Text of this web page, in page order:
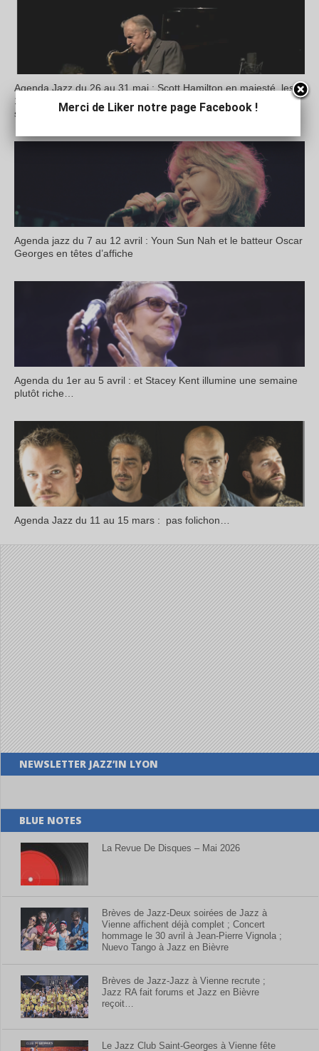
Agenda Jazz du 26 au 31 mai : Scott Hamilton en majesté, les
10 ans de Ça Jazz fort à Francheville en haut de l’affiche d’une
semaine particulièrement riche
Agenda jazz du 7 au 12 avril : Youn Sun Nah et le batteur Oscar
Georges en têtes d’affiche
Agenda du 1er au 5 avril : et Stacey Kent illumine une semaine
plutôt riche…
Agenda Jazz du 11 au 15 mars : pas folichon…
NEWSLETTER JAZZ’IN LYON
BLUE NOTES
La Revue De Disques – Mai 2026
Brèves de Jazz-Deux soirées de Jazz à
Vienne affichent déjà complet ; Concert
hommage le 30 avril à Jean-Pierre Vignola ;
Nuevo Tango à Jazz en Bièvre
Brèves de Jazz-Jazz à Vienne recrute ;
Jazz RA fait forums et Jazz en Bièvre
reçoit…
Le Jazz Club Saint-Georges à Vienne fête
Merci de Liker notre page Facebook !